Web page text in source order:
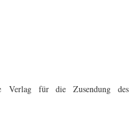
für die Zusendung des